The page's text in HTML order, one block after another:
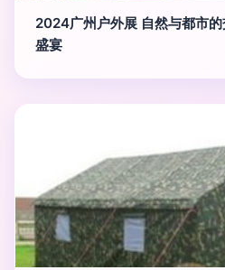
2024广州户外展 自然与都市
盛宴